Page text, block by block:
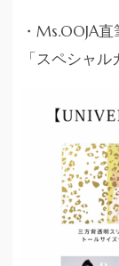
・Ms.OOJA
「スペシャル